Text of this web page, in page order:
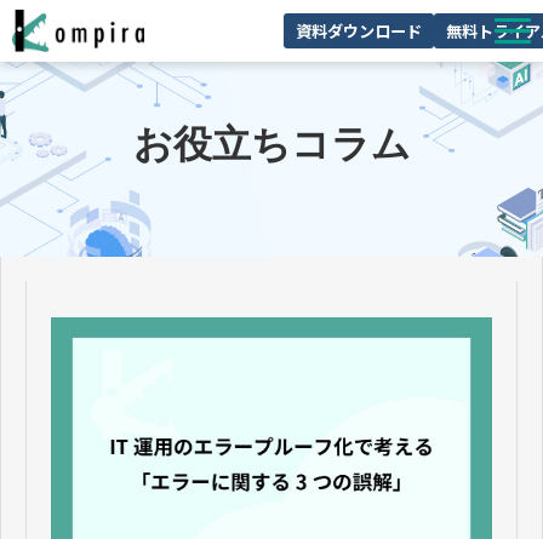
資料ダウンロード 無料トライ
サービス一覧
お役立ちコラム